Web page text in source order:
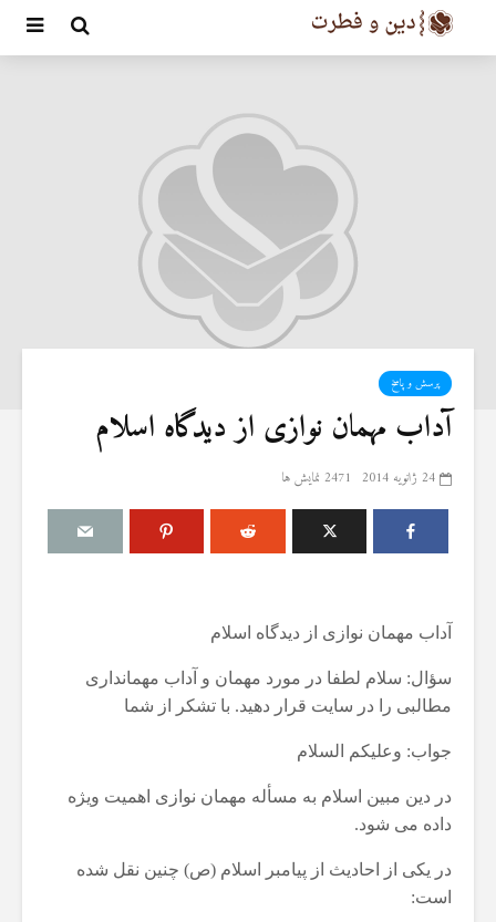
پرسش و پاسخ
آداب مهمان نوازی از دیدگاه اسلام
24 ژانویه 2014 2471 نمایش ها
آداب مهمان نوازی از دیدگاه اسلام
سؤال: سلام لطفا در مورد مهمان و آداب مهمانداری
مطالبی را در سایت قرار دهید. با تشکر از شما
جواب: وعلیکم السلام
در دین مبین اسلام به مسأله مهمان نوازی اهمیت ویژه
داده می شود.
در یکی از احادیث از پیامبر اسلام (ص) چنین نقل شده
است:
آیا اگر مسلمانی فردی
غیرمسلمان را بکشد، حکم
قصاص درباره او اجرا
می‌شود؟
19 جولای 2026
37 نمایش ها
مقصود از «کتاب مکنون»
19 نمایش ها
حكم تلاوت